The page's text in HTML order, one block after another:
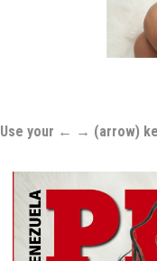
Use your ← → (arrow)